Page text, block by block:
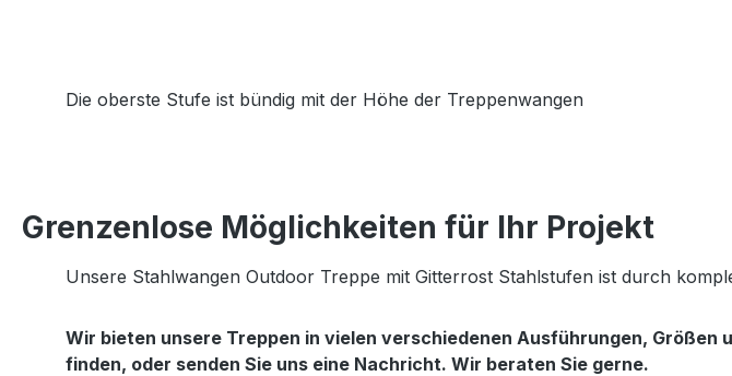
Die oberste Stufe ist bündig mit der Höhe der Treppenwangen
Grenzenlose Möglichkeiten für Ihr Projekt
Unsere Stahlwangen Outdoor Treppe mit Gitterrost Stahlstufen ist durch
Wir bieten unsere Treppen in vielen verschiedenen Ausführungen, Größen
finden, oder senden Sie uns eine Nachricht. Wir beraten Sie gerne.